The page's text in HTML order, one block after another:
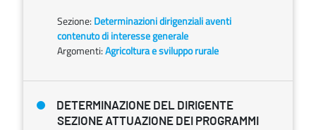
Sezione: Determinazioni dirigenziali aventi
contenuto di interesse generale
Argomenti:Agricoltura e sviluppo rurale
DETERMINAZIONE DEL DIRIGENTE
SEZIONE ATTUAZIONE DEI PROGRAMMI